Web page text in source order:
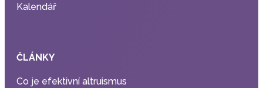
Kalendář
ČLÁNKY
Co je efektivní altruismus